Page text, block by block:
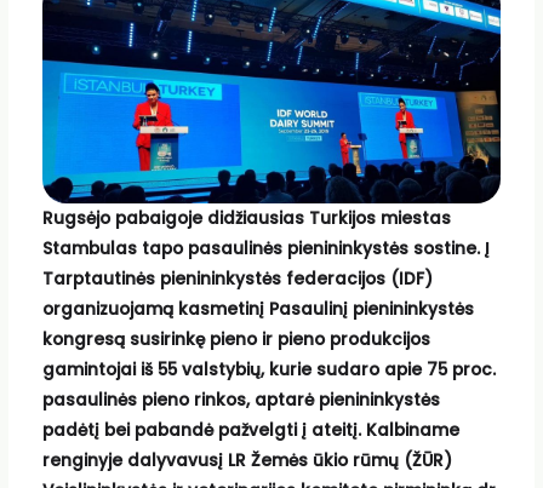
Rugsėjo pabaigoje didžiausias Turkijos miestas
Stambulas tapo pasaulinės pienininkystės sostine. Į
Tarptautinės pienininkystės federacijos (IDF)
organizuojamą kasmetinį Pasaulinį pienininkystės
kongresą susirinkę pieno ir pieno produkcijos
gamintojai iš 55 valstybių, kurie sudaro apie 75 proc.
pasaulinės pieno rinkos, aptarė pienininkystės
padėtį bei pabandė pažvelgti į ateitį. Kalbiname
renginyje dalyvavusį LR Žemės ūkio rūmų (ŽŪR)